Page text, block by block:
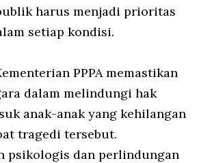
harus menjadi prioritas
setiap kondisi.
PPPA memastikan
dalam melindungi hak
anak-anak yang kehilangan
tragedi tersebut.
psikologis dan perlindungan